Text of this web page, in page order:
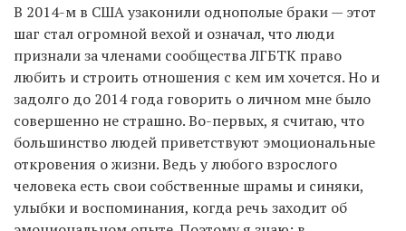
В 2014-м в США узаконили однополые браки — этот
шаг стал огромной вехой и означал, что люди
признали за членами сообщества ЛГБТК право
любить и строить отношения с кем им хочется. Но и
задолго до 2014 года говорить о личном мне было
совершенно не страшно. Во-первых, я считаю, что
большинство людей приветствуют эмоциональные
откровения о жизни. Ведь у любого взрослого
человека есть свои собственные шрамы и синяки,
улыбки и воспоминания, когда речь заходит об